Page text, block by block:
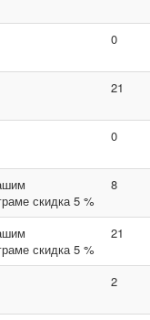
0
21
0
скидка 5 %
8
скидка 5 %
21
2